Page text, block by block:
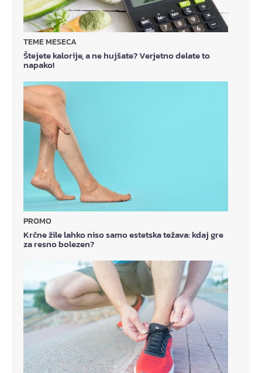
TEME MESECA
Štejete kalorije, a ne hujšate? Verjetno delate to
napako!
PROMO
Krčne žile lahko niso samo estetska težava: kdaj gre
za resno bolezen?